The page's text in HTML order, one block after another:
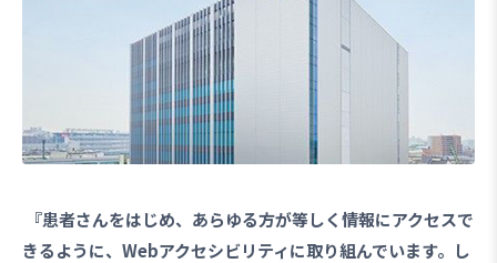
『患者さんをはじめ、あらゆる方が等しく情報にアクセスで
きるように、Webアクセシビリティに取り組んでいます。し